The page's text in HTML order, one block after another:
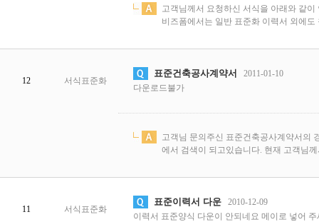
고객님께서 요청하신 서식을 아래와 같
비즈폼에서는 일반 표준화 이력서 외에도
12 서식표준화
표준건축공사계약서 2011-01-10
다운로드불가
고객님 문의주신 표준건축공사계약서의
에서 검색이 되고있습니다. 현재 고객님
11 서식표준화
표준이력서 다운 2010-12-09
이력서 표준양식 다운이 안되네요 메이로 넣어